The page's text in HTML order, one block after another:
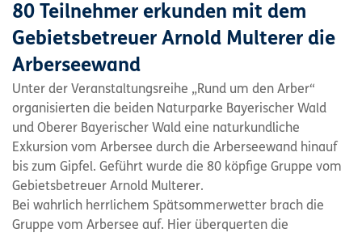
80 Teilnehmer erkunden mit dem
Gebietsbetreuer Arnold Multerer die
Arberseewand
Unter der Veranstaltungsreihe „Rund um den Arber“
organisierten die beiden Naturparke Bayerischer Wald
und Oberer Bayerischer Wald eine naturkundliche
Exkursion vom Arbersee durch die Arberseewand hinauf
bis zum Gipfel. Geführt wurde die 80 köpfige Gruppe vom
Gebietsbetreuer Arnold Multerer.
Bei wahrlich herrlichem Spätsommerwetter brach die
Gruppe vom Arbersee auf. Hier überquerten die